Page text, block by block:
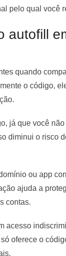
pelo qual você
autofill
quando
o código,
já que você
diminui o risco
ou app
ajuda a
contas.
acesso
oferece o